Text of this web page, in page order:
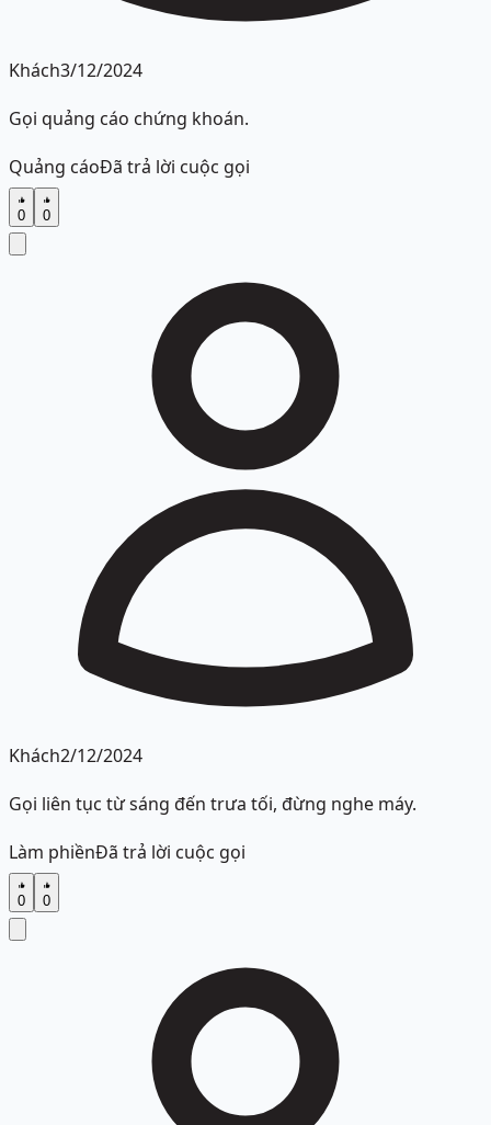
Khách3/12/2024
Gọi quảng cáo chứng khoán.
Quảng cáoĐã trả lời cuộc gọi
0 0
Khách2/12/2024
Gọi liên tục từ sáng đến trưa tối, đừng nghe máy.
Làm phiềnĐã trả lời cuộc gọi
0 0